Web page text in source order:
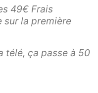
49€ Frais
sur la première
télé, ça passe à 50